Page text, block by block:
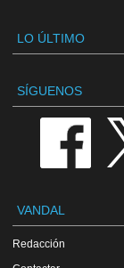
LO ÚLTIMO
SÍGUENOS
VANDAL
Redacción